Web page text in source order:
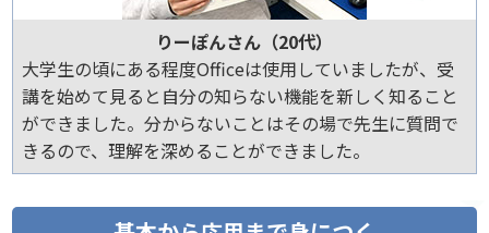
りーぽんさん（20代）
大学生の頃にある程度Officeは使用していましたが、受
講を始めて見ると自分の知らない機能を新しく知ること
ができました。分からないことはその場で先生に質問で
きるので、理解を深めることができました。